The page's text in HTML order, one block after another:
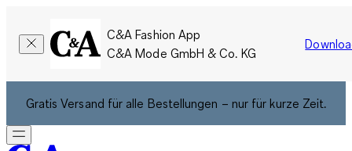
C&A Fashion App
C&A Mode GmbH & Co. KG
Gratis Versand für alle Bestellungen – nur für kurze Zeit.